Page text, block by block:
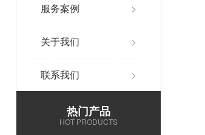
服务案例 >
关于我们 >
联系我们 >
热门产品
HOT PRODUCTS